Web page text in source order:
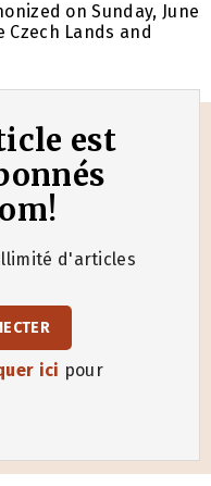
on Sunday, June
Lands and
est
d'articles
ici pour